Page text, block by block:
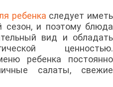
ребенка следует иметь
сезон, и поэтому блюда
вид и обладать
ценностью.
ребенка постоянно
салаты, свежие